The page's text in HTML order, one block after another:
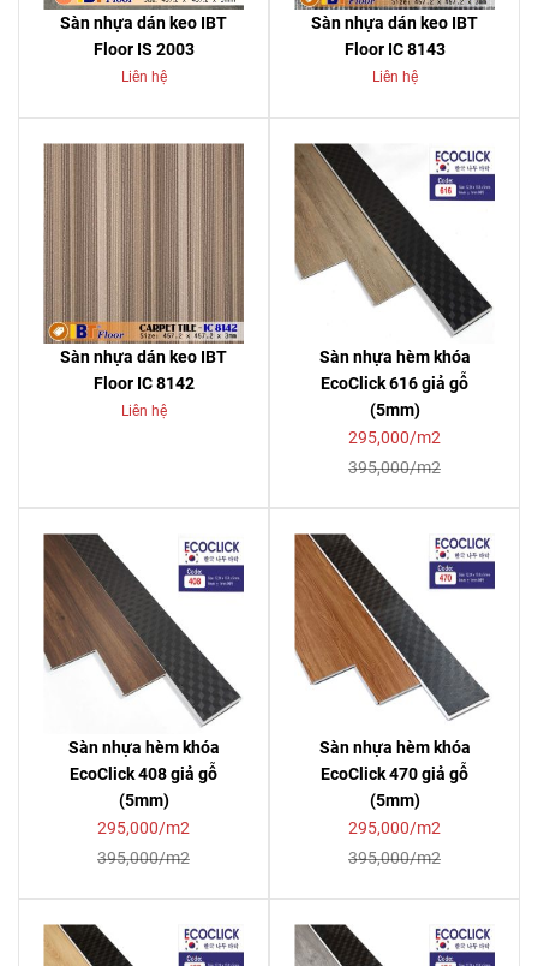
Sàn nhựa dán keo IBT
Floor IS 2003
Liên hệ
Sàn nhựa dán keo IBT
Floor IC 8143
Liên hệ
Sàn nhựa dán keo IBT
Floor IC 8142
Liên hệ
Sàn nhựa hèm khóa
EcoClick 616 giả gỗ
(5mm)
295,000/m2
395,000/m2
Sàn nhựa hèm khóa
EcoClick 408 giả gỗ
(5mm)
295,000/m2
395,000/m2
Sàn nhựa hèm khóa
EcoClick 470 giả gỗ
(5mm)
295,000/m2
395,000/m2